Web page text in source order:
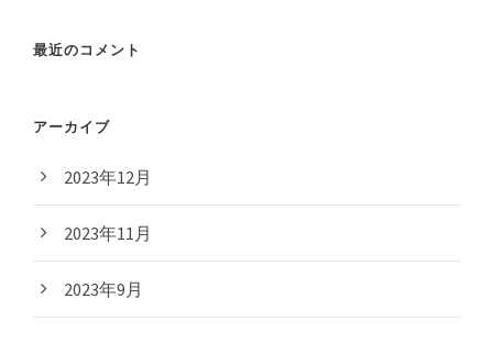
最近のコメント
アーカイブ
2023年12月
2023年11月
2023年9月